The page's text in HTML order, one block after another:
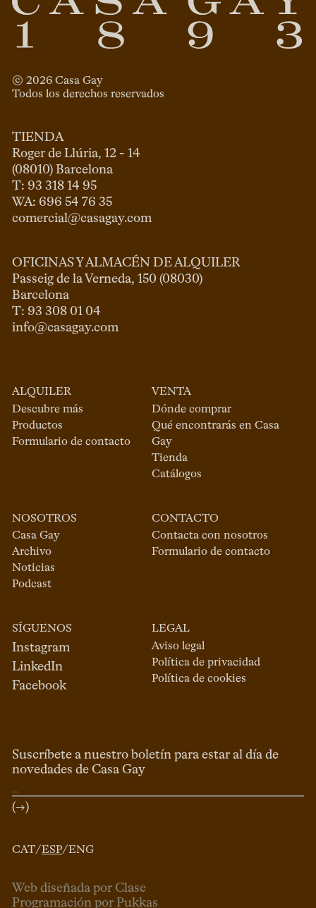
© 2026 Casa Gay
Todos los derechos reservados
TIENDA
Roger de Llúria, 12 - 14
(08010) Barcelona
T: 93 318 14 95
comercial@casagay.com
OFICINAS Y ALMACÉN DE ALQUILER
Passeig de la Verneda, 150 (08030)
Barcelona
info@casagay.com
ALQUILER
Descubre más
Productos
Formulario de contacto
VENTA
Dónde comprar
Qué encontrarás en Casa
Gay
Tienda
Catálogos
NOSOTROS
Casa Gay
Archivo
Noticias
Podcast
CONTACTO
Contacta con nosotros
Formulario de contacto
SÍGUENOS
Instagram
LinkedIn
Facebook
LEGAL
Aviso legal
Política de privacidad
Política de cookies
CAT/ESP/ENG
Suscríbete a nuestro boletín para estar al día de
novedades de Casa Gay
(→)
Web diseñada por Clase
Programación por Pukkas